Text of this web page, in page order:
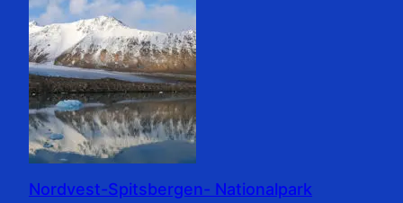
Nordvest-Spitsbergen- Nationalpark